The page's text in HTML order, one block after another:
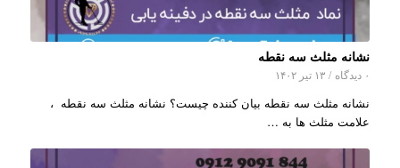
نشانه مثلث سه نقطه
۰ دیدگاه / ۱۳ تیر ۱۴۰۲
نشانه مثلث سه نقطه بیان کننده چیست؟ نشانه مثلث سه نقطه ،
علامت مثلث ها به …